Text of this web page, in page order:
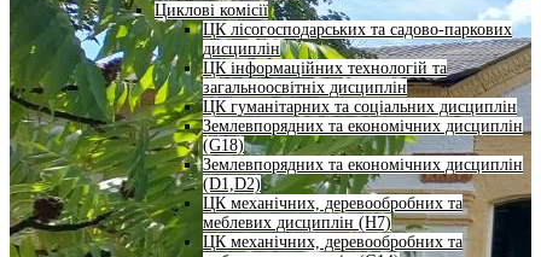
Циклові комісії
ЦК лісогосподарських та садово-паркових
дисциплін
ЦК інформаційних технологій та
загальноосвітніх дисциплін
ЦК гуманітарних та соціальних дисциплін
Землевпорядних та економічних дисциплін
(G18)
Землевпорядних та економічних дисциплін
(D1,D2)
ЦК механічних, деревообробних та
меблевих дисциплін (H7)
ЦК механічних, деревообробних та